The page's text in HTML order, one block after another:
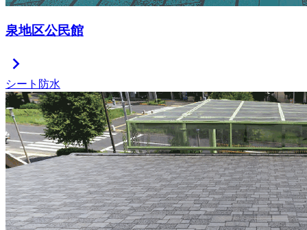
泉地区公民館
chevron_right
シート防水